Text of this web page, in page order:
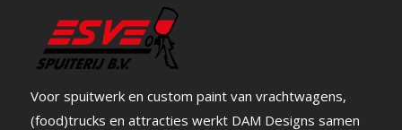
Voor spuitwerk en custom paint van vrachtwagens,
(food)trucks en attracties werkt DAM Designs samen